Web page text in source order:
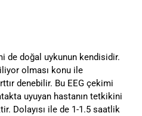
de doğal uykunun kendisidir.
olması konu ile
denebilir. Bu EEG çekimi
uyuyan hastanın tetkikini
Dolayısı ile de 1-1.5 saatlik